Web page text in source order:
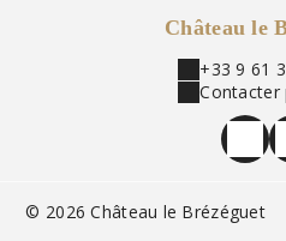
Château le
+33 9 61
Contacter
© 2026 Château le Brézéguet